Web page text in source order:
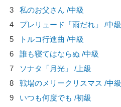
3
私のお父さん /中級
4
プレリュード「雨だれ」 /中級
5
トルコ行進曲 /中級
6
誰も寝てはならぬ /中級
7
ソナタ「月光」 /上級
8
戦場のメリークリスマス /中級
9
いつも何度でも /初級